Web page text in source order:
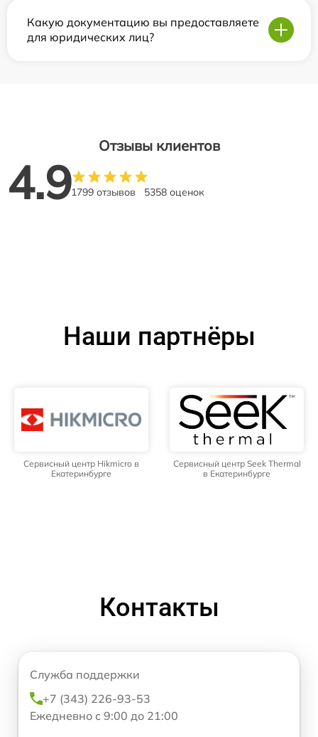
Какую документацию вы предоставляете
для юридических лиц?
Отзывы клиентов
4.91799 отзывов 5358 оценок
Наши партнёры
Сервисный центр Hikmicro в
Екатеринбурге
Сервисный центр Seek Thermal
в Екатеринбурге
Контакты
Служба поддержки
+7 (343) 226-93-53
Ежедневно с 9:00 до 21:00